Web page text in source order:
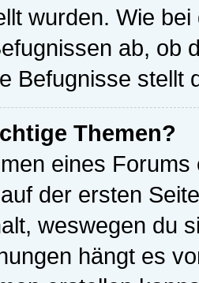
wurden. Wie
ab, ob
Befugnisse stellt
Themen?
eines
der ersten
weswegen du
hängt es